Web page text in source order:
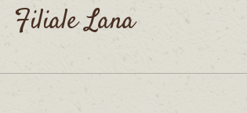
Filiale Lana